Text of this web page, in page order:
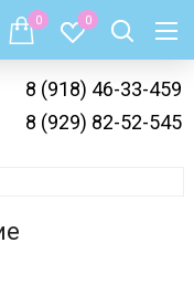
8 (918) 46-33-459
8 (929) 82-52-545
0
0